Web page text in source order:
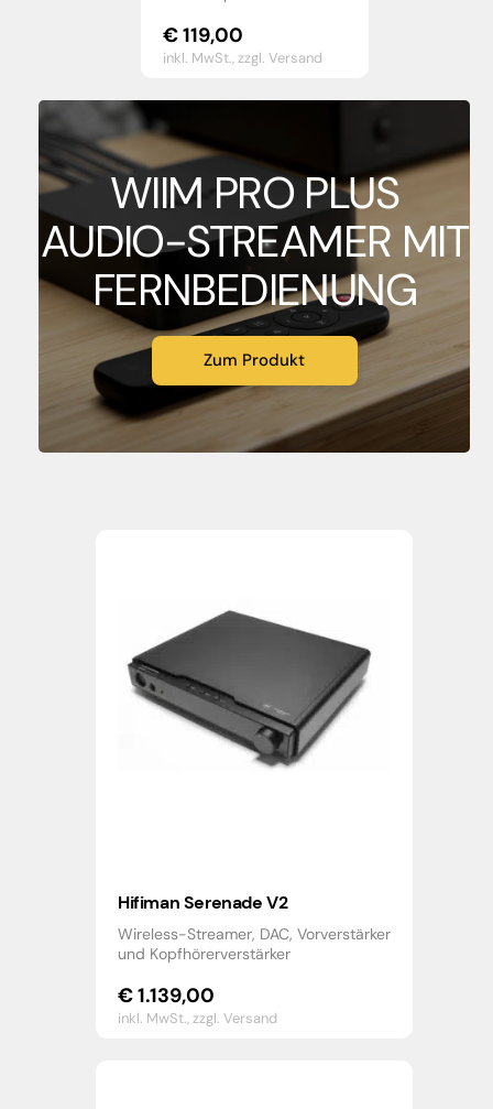
€119,00
inkl. MwSt.,zzgl. Versand
WIIM PRO PLUS
AUDIO-STREAMER MIT
FERNBEDIENUNG
Zum Produkt
Hifiman Serenade V2
Wireless-Streamer, DAC, Vorverstärker
und Kopfhörerverstärker
€1.139,00
inkl. MwSt.,zzgl. Versand